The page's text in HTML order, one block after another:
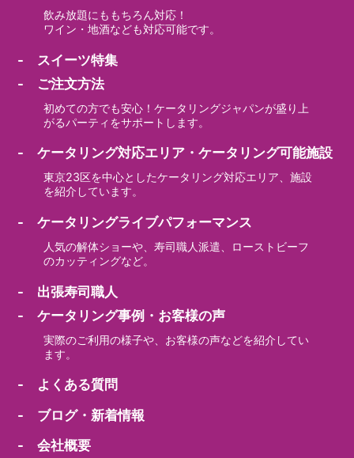
飲み放題にももちろん対応！
ワイン・地酒なども対応可能です。
- スイーツ特集
- ご注文方法
初めての方でも安心！ケータリングジャパンが盛り上
がるパーティをサポートします。
- ケータリング対応エリア・ケータリング可能施設
東京23区を中心としたケータリング対応エリア、施設
を紹介しています。
- ケータリングライブパフォーマンス
人気の解体ショーや、寿司職人派遣、ローストビーフ
のカッティングなど。
- 出張寿司職人
- ケータリング事例・お客様の声
実際のご利用の様子や、お客様の声などを紹介してい
ます。
- よくある質問
- ブログ・新着情報
- 会社概要